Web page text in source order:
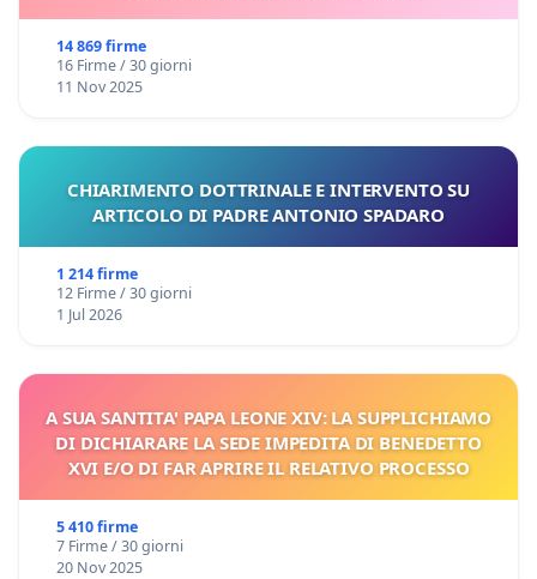
14 869 firme
16 Firme / 30 giorni
11 Nov 2025
CHIARIMENTO DOTTRINALE E INTERVENTO SU
ARTICOLO DI PADRE ANTONIO SPADARO
1 214 firme
12 Firme / 30 giorni
1 Jul 2026
A SUA SANTITA' PAPA LEONE XIV: LA SUPPLICHIAMO
DI DICHIARARE LA SEDE IMPEDITA DI BENEDETTO
XVI E/O DI FAR APRIRE IL RELATIVO PROCESSO
5 410 firme
7 Firme / 30 giorni
20 Nov 2025